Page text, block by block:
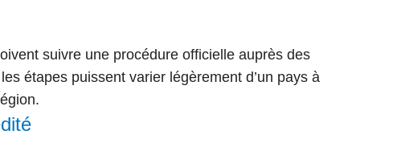
suivre une procédure officielle auprès des
étapes puissent varier légèrement d’un pays à